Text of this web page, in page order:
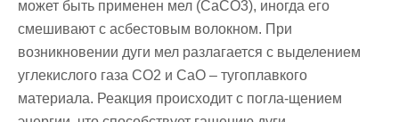
может быть применен мел (СаСО3), иногда его
смешивают с асбестовым волокном. При
возникновении дуги мел разлагается с выделением
углекислого газа СО2 и СаО – тугоплавкого
материала. Реакция происходит с погла-щением